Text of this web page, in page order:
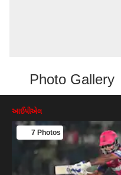
Photo Gallery
આઈપીએલ
7 Photos